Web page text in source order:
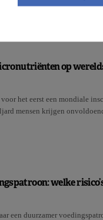
op
het eerst een mondiale
mensen krijgen
welke
een duurzamer